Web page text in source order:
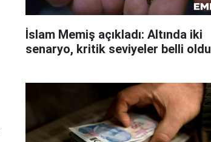
İslam Memiş açıkladı: Altında iki
senaryo, kritik seviyeler belli oldu